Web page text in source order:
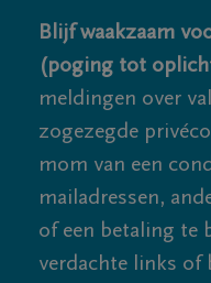
Blijf waakzaam
(poging tot
meldingen over
zogezegde
mom van een
mailadressen,
of een betaling te
verdachte links of